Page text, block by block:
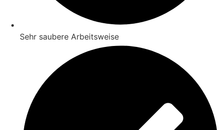
Sehr saubere Arbeitsweise